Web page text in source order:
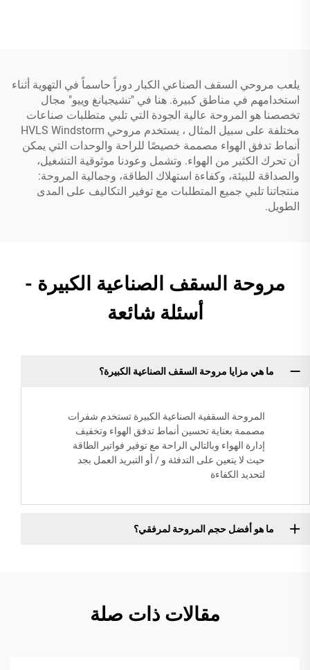
يلعب مروحي السقف الصناعي الكبار دوراً حاسماً في التهوية أثناء
استخدامهم في مناطق كبيرة. هنا في "تشيجيانغ وييو" مجال
تخصصنا هو المروحة عالية الجودة التي تلبي متطلبات صناعات
مختلفة على سبيل المثال ، يستخدم مروحي HVLS Windstorm
أنماط تدفق الهواء مصممة خصيصًا للراحة والوحدات التي يمكن
أن تحرك الكثير من الهواء. وتشمل وعودنا موثوقية التشغيل،
والصداقة للبيئة، وكفاءة استهلاك الطاقة، وجمالية المروحة:
منتجاتنا تلبي جميع المتطلبات مع توفير التكاليف على المدى
الطويل.
مروحة السقف الصناعية الكبيرة -
أسئلة شائعة
ما هي مزايا مروحة السقف الصناعية الكبيرة؟
المروحة السقفية الصناعية الكبيرة تستخدم شفرات
مصممة بعناية تحسين أنماط تدفق الهواء وتخفيف
إدارة الهواء وبالتالي الراحة مع توفير فواتير الطاقة
حيث لا يتعين على التدفئة و / أو التبريد العمل بجد
لتحديد الكفاءة
ما هو أفضل حجم المروحة لمرفقي؟
مقالات ذات صلة